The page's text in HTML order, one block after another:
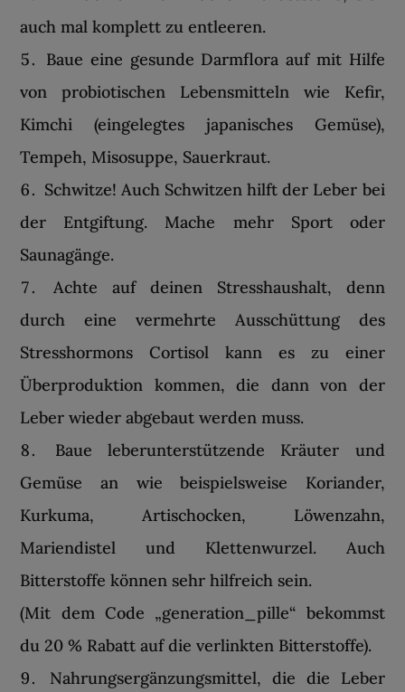
auch mal komplett zu entleeren.
Baue eine gesunde Darmflora auf mit Hilfe
von probiotischen Lebensmitteln wie Kefir,
Kimchi (eingelegtes japanisches Gemüse),
Tempeh, Misosuppe, Sauerkraut.
Schwitze! Auch Schwitzen hilft der Leber bei
der Entgiftung. Mache mehr Sport oder
Saunagänge.
Achte auf deinen Stresshaushalt, denn
durch eine vermehrte Ausschüttung des
Stresshormons Cortisol kann es zu einer
Überproduktion kommen, die dann von der
Leber wieder abgebaut werden muss.
Baue leberunterstützende Kräuter und
Gemüse an wie beispielsweise Koriander,
Kurkuma, Artischocken, Löwenzahn,
Mariendistel und Klettenwurzel. Auch
Bitterstoffe können sehr hilfreich sein.
(Mit dem Code „generation_pille“ bekommst
du 20 % Rabatt auf die verlinkten Bitterstoffe).
Nahrungsergänzungsmittel, die die Leber